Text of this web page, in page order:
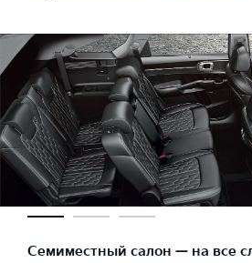
Семиместный салон — на все